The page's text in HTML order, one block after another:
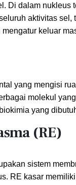
Di dalam
aktivitas
keluar
yang mengisi
molekul
yang
(RE)
sistem
RE kasar